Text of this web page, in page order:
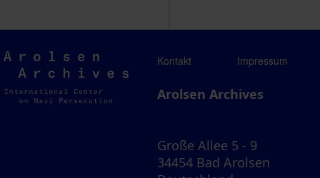
Arolsen
Archives
Kontakt Impressum
Arolsen Archives
Große Allee 5 - 9
34454 Bad Arolsen